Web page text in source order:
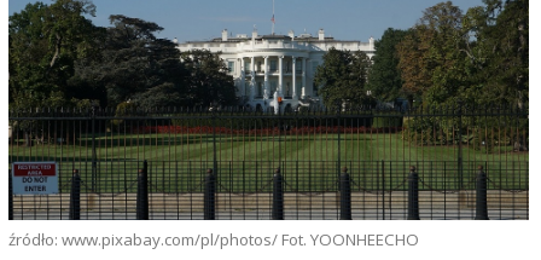
źródło: www.pixabay.com/pl/photos/ Fot. YOONHEECHO